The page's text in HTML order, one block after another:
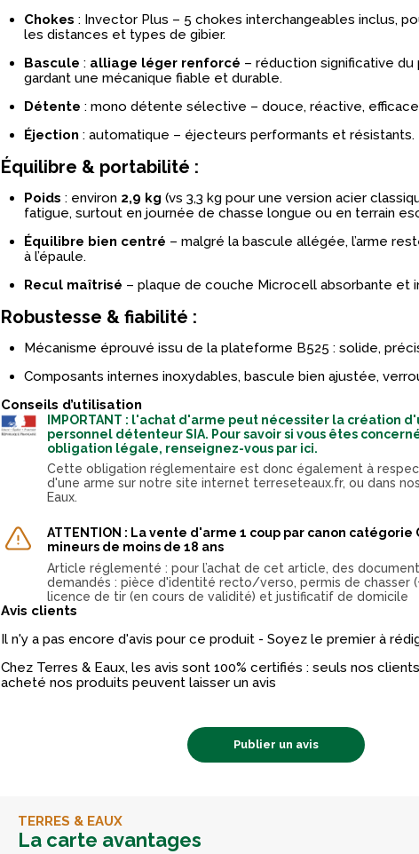
Chokes : Invector Plus – 5 chokes interchangeables inclus,
les distances et types de gibier.
Bascule : alliage léger renforcé – réduction significative
gardant une mécanique fiable et durable.
Détente : mono détente sélective – douce, réactive,
Éjection : automatique – éjecteurs performants et résistants.
Équilibre & portabilité :
Poids : environ 2,9 kg (vs 3,3 kg pour une version acier
fatigue, surtout en journée de chasse longue ou en terrain
Équilibre bien centré – malgré la bascule allégée, l’arme
à l’épaule.
Recul maîtrisé – plaque de couche Microcell absorbante et
Robustesse & fiabilité :
Mécanisme éprouvé issu de la plateforme B525 : solide,
Composants internes inoxydables, bascule bien ajustée,
Conseils d’utilisation
IMPORTANT : l'achat d'arme peut nécessiter la création
personnel détenteur SIA. Pour savoir si vous êtes
obligation légale, renseignez-vous par ici.
Cette obligation réglementaire est donc également à
d'une arme sur notre site internet terreseteaux.fr, ou dans
Eaux.
ATTENTION : La vente d'arme 1 coup par canon
mineurs de moins de 18 ans
Article réglementé : pour l’achat de cet article, des
demandés : pièce d'identité recto/verso, permis de chasser
licence de tir (en cours de validité) et justificatif de domicile
Avis clients
Il n'y a pas encore d'avis pour ce produit - Soyez le premier à
Chez Terres & Eaux, les avis sont 100% certifiés : seuls nos
acheté nos produits peuvent laisser un avis
Publier un avis
TERRES & EAUX
La carte avantages